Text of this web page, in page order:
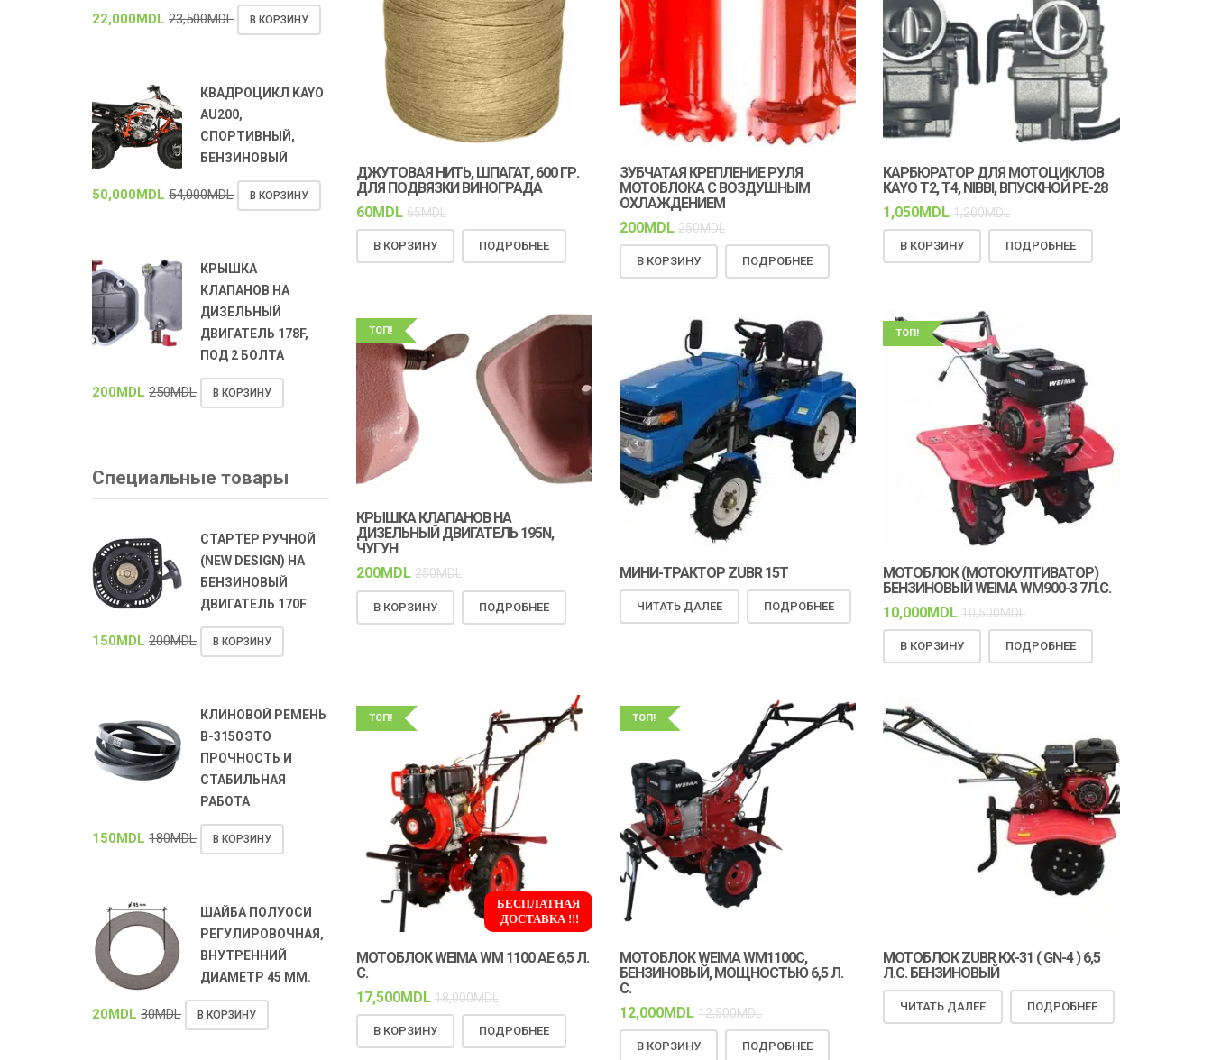
ДЖУТОВАЯ НИТЬ, ШПАГАТ, 600 ГР.
ДЛЯ ПОДВЯЗКИ ВИНОГРАДА
60MDL 65MDL
В КОРЗИНУ ПОДРОБНЕЕ
ЗУБЧАТАЯ КРЕПЛЕНИЕ РУЛЯ
МОТОБЛОКА C ВОЗДУШНЫМ
ОХЛАЖДЕНИЕМ
200MDL 250MDL
В КОРЗИНУ ПОДРОБНЕЕ
КАРБЮРАТОР ДЛЯ МОТОЦИКЛОВ
KAYO T2, T4, NIBBI, ВПУСКНОЙ PE-28
1,050MDL 1,200MDL
В КОРЗИНУ ПОДРОБНЕЕ
ТОП!
КРЫШКА КЛАПАНОВ НА
ДИЗЕЛЬНЫЙ ДВИГАТЕЛЬ 195N,
ЧУГУН
200MDL 250MDL
В КОРЗИНУ ПОДРОБНЕЕ
МИНИ-ТРАКТОР ZUBR 15T
ЧИТАТЬ ДАЛЕЕ ПОДРОБНЕЕ
ТОП!
МОТОБЛОК (МОТОКУЛТИВАТОР)
БЕНЗИНОВЫЙ WEIMA WM900-3 7Л.С.
10,000MDL 10,500MDL
В КОРЗИНУ ПОДРОБНЕЕ
ТОП!
БЕСПЛАТНАЯ
ДОСТАВКА !!!
МОТОБЛОК WEIMA WM 1100 АЕ 6,5 Л.
С.
17,500MDL 18,000MDL
В КОРЗИНУ ПОДРОБНЕЕ
ТОП!
МОТОБЛОК WEIMA WM1100C,
БЕНЗИНОВЫЙ, МОЩНОСТЬЮ 6,5 Л.
С.
12,000MDL 12,500MDL
В КОРЗИНУ ПОДРОБНЕЕ
МОТОБЛОК ZUBR КХ-31 ( GN-4 ) 6,5
Л.С. БЕНЗИНОВЫЙ
ЧИТАТЬ ДАЛЕЕ ПОДРОБНЕЕ
22,000MDL 23,500MDL В КОРЗИНУ
КВАДРОЦИКЛ KAYO
AU200,
СПОРТИВНЫЙ,
БЕНЗИНОВЫЙ
50,000MDL 54,000MDL В КОРЗИНУ
КРЫШКА
КЛАПАНОВ НА
ДИЗЕЛЬНЫЙ
ДВИГАТЕЛЬ 178F,
ПОД 2 БОЛТА
200MDL 250MDL В КОРЗИНУ
Специальные товары
СТАРТЕР РУЧНОЙ
(NEW DESIGN) НА
БЕНЗИНОВЫЙ
ДВИГАТЕЛЬ 170F
150MDL 200MDL В КОРЗИНУ
КЛИНОВОЙ РЕМЕНЬ
В-3150 ЭТО
ПРОЧНОСТЬ И
СТАБИЛЬНАЯ
РАБОТА
150MDL 180MDL В КОРЗИНУ
ШАЙБА ПОЛУОСИ
РЕГУЛИРОВОЧНАЯ,
ВНУТРЕННИЙ
ДИАМЕТР 45 ММ.
20MDL 30MDL В КОРЗИНУ